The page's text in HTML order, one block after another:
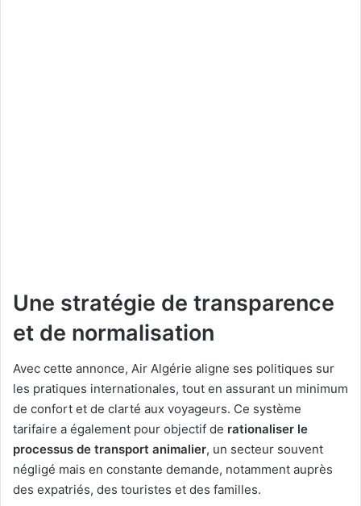
Une stratégie de transparence
et de normalisation
Avec cette annonce, Air Algérie aligne ses politiques sur
les pratiques internationales, tout en assurant un minimum
de confort et de clarté aux voyageurs. Ce système
tarifaire a également pour objectif de rationaliser le
processus de transport animalier, un secteur souvent
négligé mais en constante demande, notamment auprès
des expatriés, des touristes et des familles.